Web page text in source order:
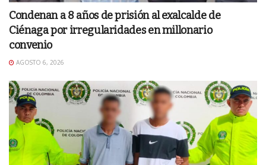
Condenan a 8 años de prisión al exalcalde de
Ciénaga por irregularidades en millonario
convenio
AGOSTO 6, 2026